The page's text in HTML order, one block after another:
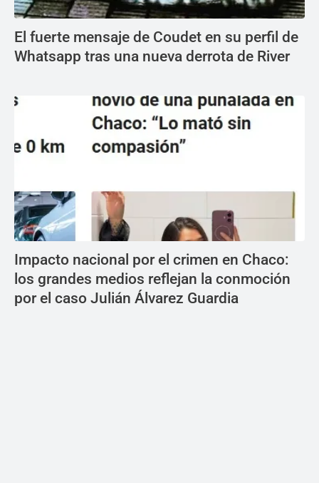
El fuerte mensaje de Coudet en su perfil de
Whatsapp tras una nueva derrota de River
Impacto nacional por el crimen en Chaco:
los grandes medios reflejan la conmoción
por el caso Julián Álvarez Guardia